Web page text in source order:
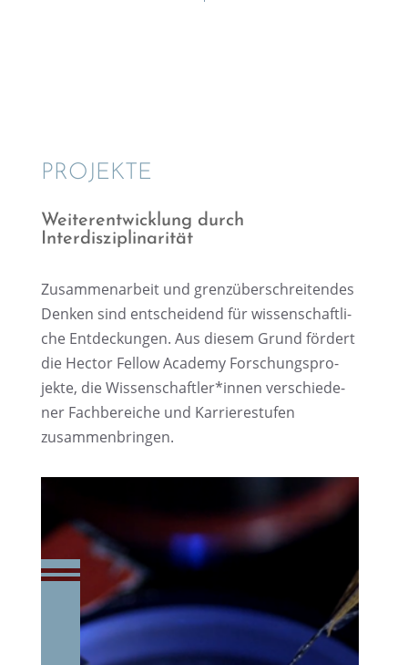
PROJEKTE
Weiter­ent­wick­lung durch
Interdisziplinarität
Zusam­men­ar­beit und grenz­über­schrei­ten­des
Denken sind entschei­dend für wissen­schaft­li­
che Entde­ckun­gen. Aus diesem Grund fördert
die Hector Fellow Academy Forschungs­pro­
jekte, die Wissenschaftler*innen verschie­de­
ner Fachbe­rei­che und Karrie­re­stu­fen
zusammenbringen.